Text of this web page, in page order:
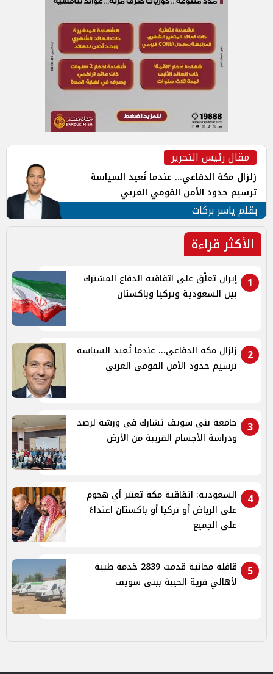
مقال رئيس التحرير
زلزال مكة الدفاعي... عندما تُعيد السياسة
ترسيم حدود الأمن القومي العربي
بقلم ياسر بركات
الأكثر قراءة
1
إيران تعلّق على اتفاقية الدفاع المشترك
بين السعودية وتركيا وباكستان
2
زلزال مكة الدفاعي... عندما تُعيد السياسة
ترسيم حدود الأمن القومي العربي
3
جامعة بني سويف تشارك في ورشة لرصد
ودراسة الأجسام القريبة من الأرض
4
السعودية: اتفاقية مكة تعتبر أي هجوم
على الرياض أو تركيا أو باكستان اعتداءً
على الجميع
5
قافلة مجانية قدمت 2839 خدمة طبية
لأهالي قرية الحيبة ببنى سويف